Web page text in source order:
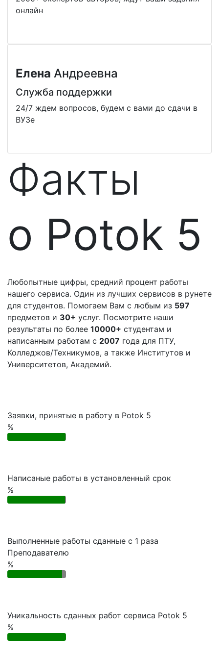
онлайн
Елена Андреевна
Служба поддержки
24/7 ждем вопросов, будем с вами до сдачи в
ВУЗе
Факты
о Potok 5
Любопытные цифры, средний процент работы
нашего сервиса. Один из лучших сервисов в рунете
для студентов. Помогаем Вам с любым из 597
предметов и 30+ услуг. Посмотрите наши
результаты по более 10000+ студентам и
написанным работам с 2007 года для ПТУ,
Колледжов/Техникумов, а также Институтов и
Университетов, Академий.
Заявки, принятые в работу в Potok 5
%
Написаные работы в установленный срок
%
Выполненные работы сданные с 1 раза
Преподавателю
%
Уникальность сданных работ сервиса Potok 5
%